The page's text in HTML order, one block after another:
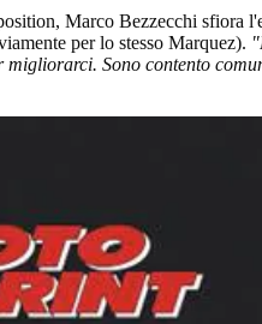
Marco Bezzecchi sfiora
per lo stesso Marquez).
migliorarci. Sono contento